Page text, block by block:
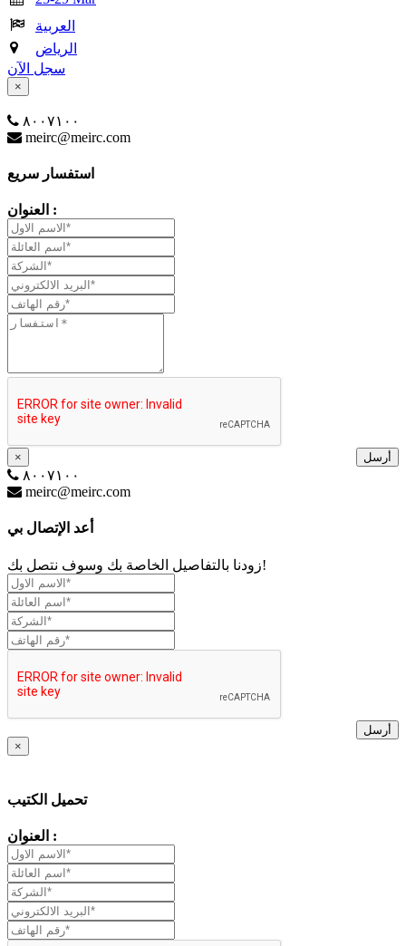
العربية
الرياض
سجل الآن
×
٨٠٠٧١٠٠
meirc@meirc.com
استفسار سريع
العنوان :
أرسل ×
٨٠٠٧١٠٠
meirc@meirc.com
أعد الإتصال بي
زودنا بالتفاصيل الخاصة بك وسوف نتصل بك!
أرسل
×
تحميل الكتيب
العنوان :